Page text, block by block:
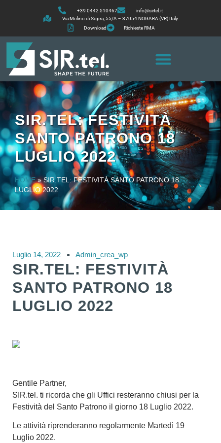
+39 0442 510467
info@sirtel.it
Via Molino di Sopra, 55/A – 37054 NOGARA (VR) Italy
Download
Richieste RMA
SIR.TEL: FESTIVITÀ
SANTO PATRONO 18
LUGLIO 2022
HOME»SIR.TEL: FESTIVITÀ SANTO PATRONO 18
LUGLIO 2022
Luglio 14, 2022 Admin_crea_wp
SIR.TEL: FESTIVITÀ
SANTO PATRONO 18
LUGLIO 2022
Gentile Partner,
SIR.tel. ti ricorda che gli Uffici resteranno chiusi per la
Festività del Santo Patrono il giorno 18 Luglio 2022.
Le attività riprenderanno regolarmente Martedì 19
Luglio 2022.